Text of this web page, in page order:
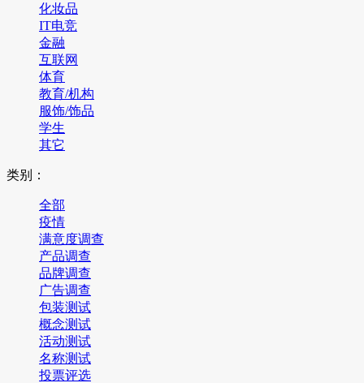
化妆品
IT电竞
金融
互联网
体育
教育/机构
服饰/饰品
学生
其它
类别：
全部
疫情
满意度调查
产品调查
品牌调查
广告调查
包装测试
概念测试
活动测试
名称测试
投票评选